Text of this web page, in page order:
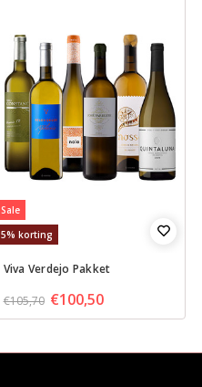
Sale
5% korting
Viva Verdejo Pakket
€105,70 €100,50